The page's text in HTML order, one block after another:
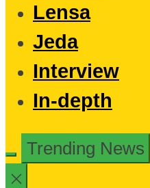
Lensa
Jeda
Interview
In-depth
Trending News